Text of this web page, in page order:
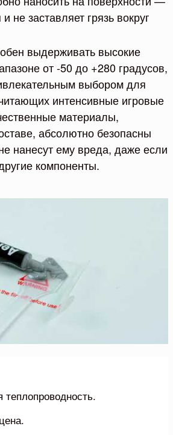
не заставляет грязь вокруг
выдерживать высокие
от -50 до +280 градусов,
выбором для
интенсивные игровые
материалы,
абсолютно безопасны
нанесут ему вреда, даже если
компоненты.